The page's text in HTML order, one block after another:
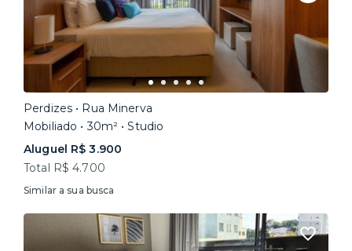
Perdizes • Rua Minerva
Mobiliado • 30m² • Studio
Aluguel R$ 3.900
Total R$ 4.700
Similar a sua busca